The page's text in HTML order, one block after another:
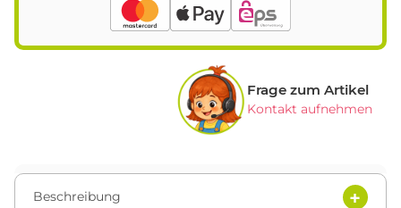
Frage zum Artikel
Kontakt aufnehmen
Beschreibung